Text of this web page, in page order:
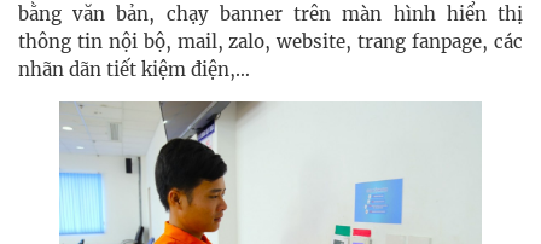
bằng văn bản, chạy banner trên màn hình hiển thị
thông tin nội bộ, mail, zalo, website, trang fanpage, các
nhãn dãn tiết kiệm điện,…